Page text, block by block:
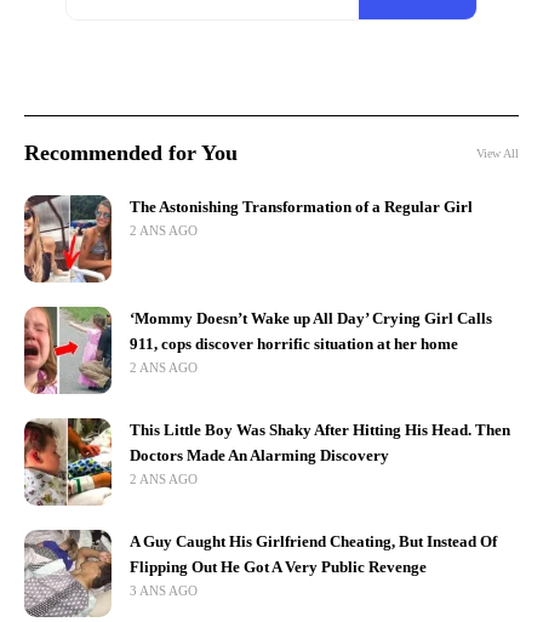
Recommended for You View All
The Astonishing Transformation of a Regular Girl
2 ANS AGO
‘Mommy Doesn’t Wake up All Day’ Crying Girl Calls
911, cops discover horrific situation at her home
2 ANS AGO
This Little Boy Was Shaky After Hitting His Head. Then
Doctors Made An Alarming Discovery
2 ANS AGO
A Guy Caught His Girlfriend Cheating, But Instead Of
Flipping Out He Got A Very Public Revenge
3 ANS AGO